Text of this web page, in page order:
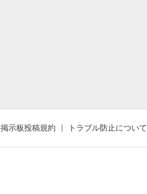
掲示板投稿規約 トラブル防止について